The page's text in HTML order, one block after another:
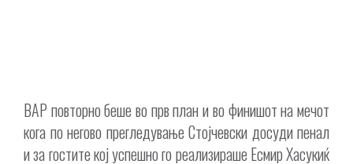
ВАР повторно беше во прв план и во финишот на мечот
кога по негово прегледување Стојчевски досуди пенал
и за гостите кој успешно го реализираше Есмир Хасукиќ